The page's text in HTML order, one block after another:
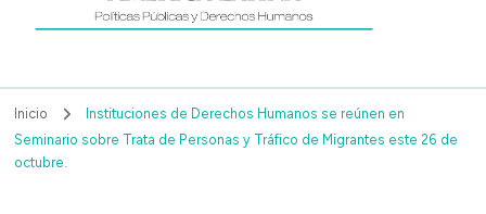
Inicio
Instituciones de Derechos Humanos se reúnen en
Seminario sobre Trata de Personas y Tráfico de Migrantes este 26 de
octubre.